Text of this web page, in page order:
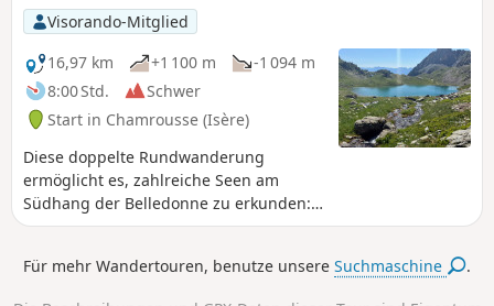
Visorando-Mitglied
16,97 km
+1 100 m
-1 094 m
8:00 Std.
Schwer
Start in Chamrousse (Isère)
Diese doppelte Rundwanderung
ermöglicht es, zahlreiche Seen am
Südhang der Belledonne zu erkunden:
Vom Ausgangspunkt Recoin de
klassischerweise über die südliche und
Für mehr Wandertouren, benutze unsereSuchmaschine .